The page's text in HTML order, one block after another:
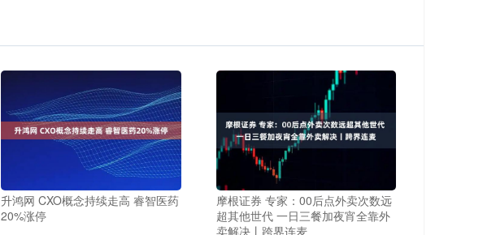
升鸿网 CXO概念持续走高 睿智医药
20%涨停
摩根证券 专家：00后点外卖次数远
超其他世代 一日三餐加夜宵全靠外
卖解决丨跨界连麦